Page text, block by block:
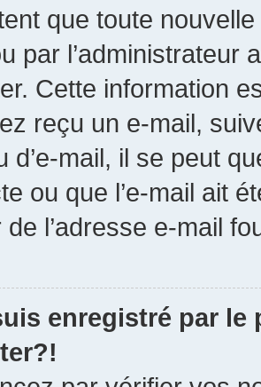
que toute
par l’administrateur
Cette information
reçu un e-mail,
d’e-mail, il se peut
ou que l’e-mail ait
l’adresse e-mail
enregistré par le